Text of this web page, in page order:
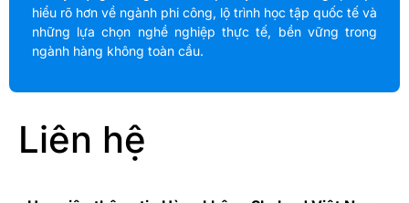
hiểu rõ hơn về ngành phi công, lộ trình học tập quốc tế và
những lựa chọn nghề nghiệp thực tế, bền vững trong
ngành hàng không toàn cầu.
Liên hệ